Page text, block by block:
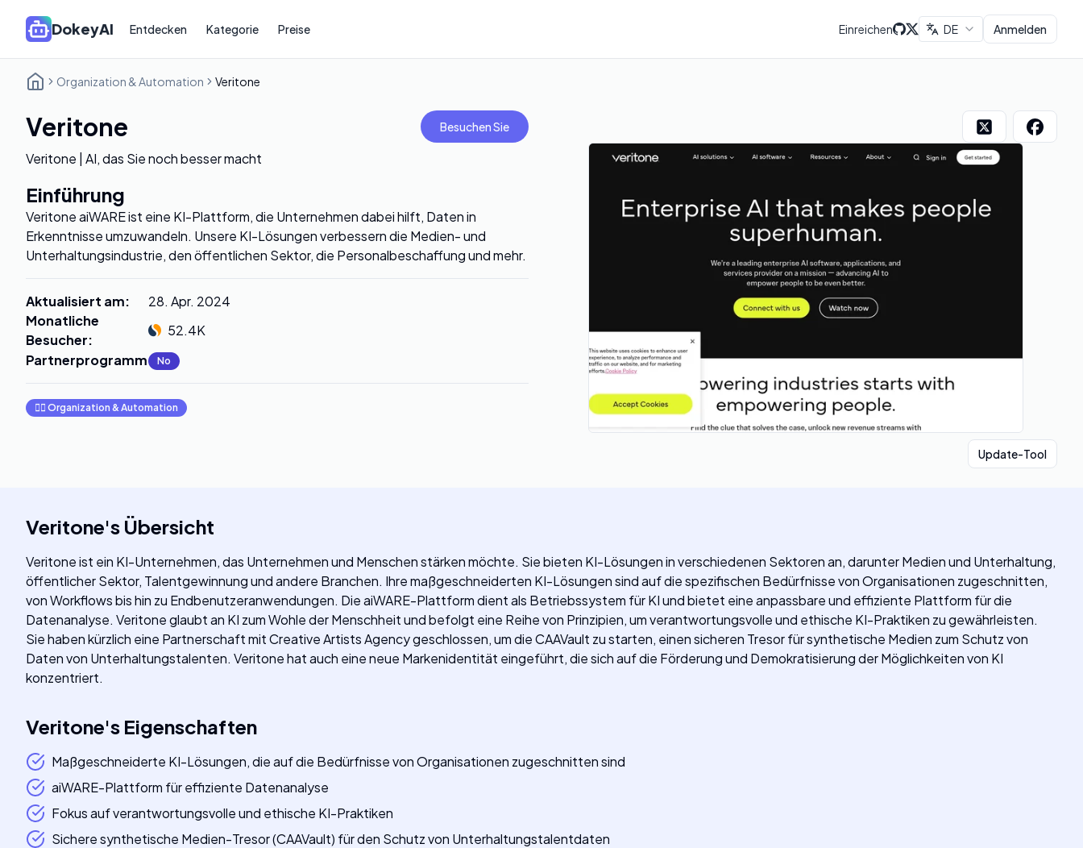
DokeyAI Entdecken Kategorie Preise Einreichen DE Anmelden
Organization & Automation Veritone
Veritone Besuchen Sie
Veritone | AI, das Sie noch besser macht
Einführung
Veritone aiWARE ist eine KI-Plattform, die Unternehmen dabei hilft, Daten in
Erkenntnisse umzuwandeln. Unsere KI-Lösungen verbessern die Medien- und
Unterhaltungsindustrie, den öffentlichen Sektor, die Personalbeschaffung und mehr.
Aktualisiert am:
28. Apr. 2024
Monatliche
Besucher:
52.4K
Partnerprogramm: No
🧞‍♂️ Organization & Automation
Update-Tool
Veritone's Übersicht
Veritone ist ein KI-Unternehmen, das Unternehmen und Menschen stärken möchte. Sie bieten KI-Lösungen in verschiedenen Sektoren an, darunter Medien und Unterhaltung,
öffentlicher Sektor, Talentgewinnung und andere Branchen. Ihre maßgeschneiderten KI-Lösungen sind auf die spezifischen Bedürfnisse von Organisationen zugeschnitten,
von Workflows bis hin zu Endbenutzeranwendungen. Die aiWARE-Plattform dient als Betriebssystem für KI und bietet eine anpassbare und effiziente Plattform für die
Datenanalyse. Veritone glaubt an KI zum Wohle der Menschheit und befolgt eine Reihe von Prinzipien, um verantwortungsvolle und ethische KI-Praktiken zu gewährleisten.
Sie haben kürzlich eine Partnerschaft mit Creative Artists Agency geschlossen, um die CAAVault zu starten, einen sicheren Tresor für synthetische Medien zum Schutz von
Daten von Unterhaltungstalenten. Veritone hat auch eine neue Markenidentität eingeführt, die sich auf die Förderung und Demokratisierung der Möglichkeiten von KI
konzentriert.
Veritone's Eigenschaften
Maßgeschneiderte KI-Lösungen, die auf die Bedürfnisse von Organisationen zugeschnitten sind
aiWARE-Plattform für effiziente Datenanalyse
Fokus auf verantwortungsvolle und ethische KI-Praktiken
Sichere synthetische Medien-Tresor (CAAVault) für den Schutz von Unterhaltungstalentdaten